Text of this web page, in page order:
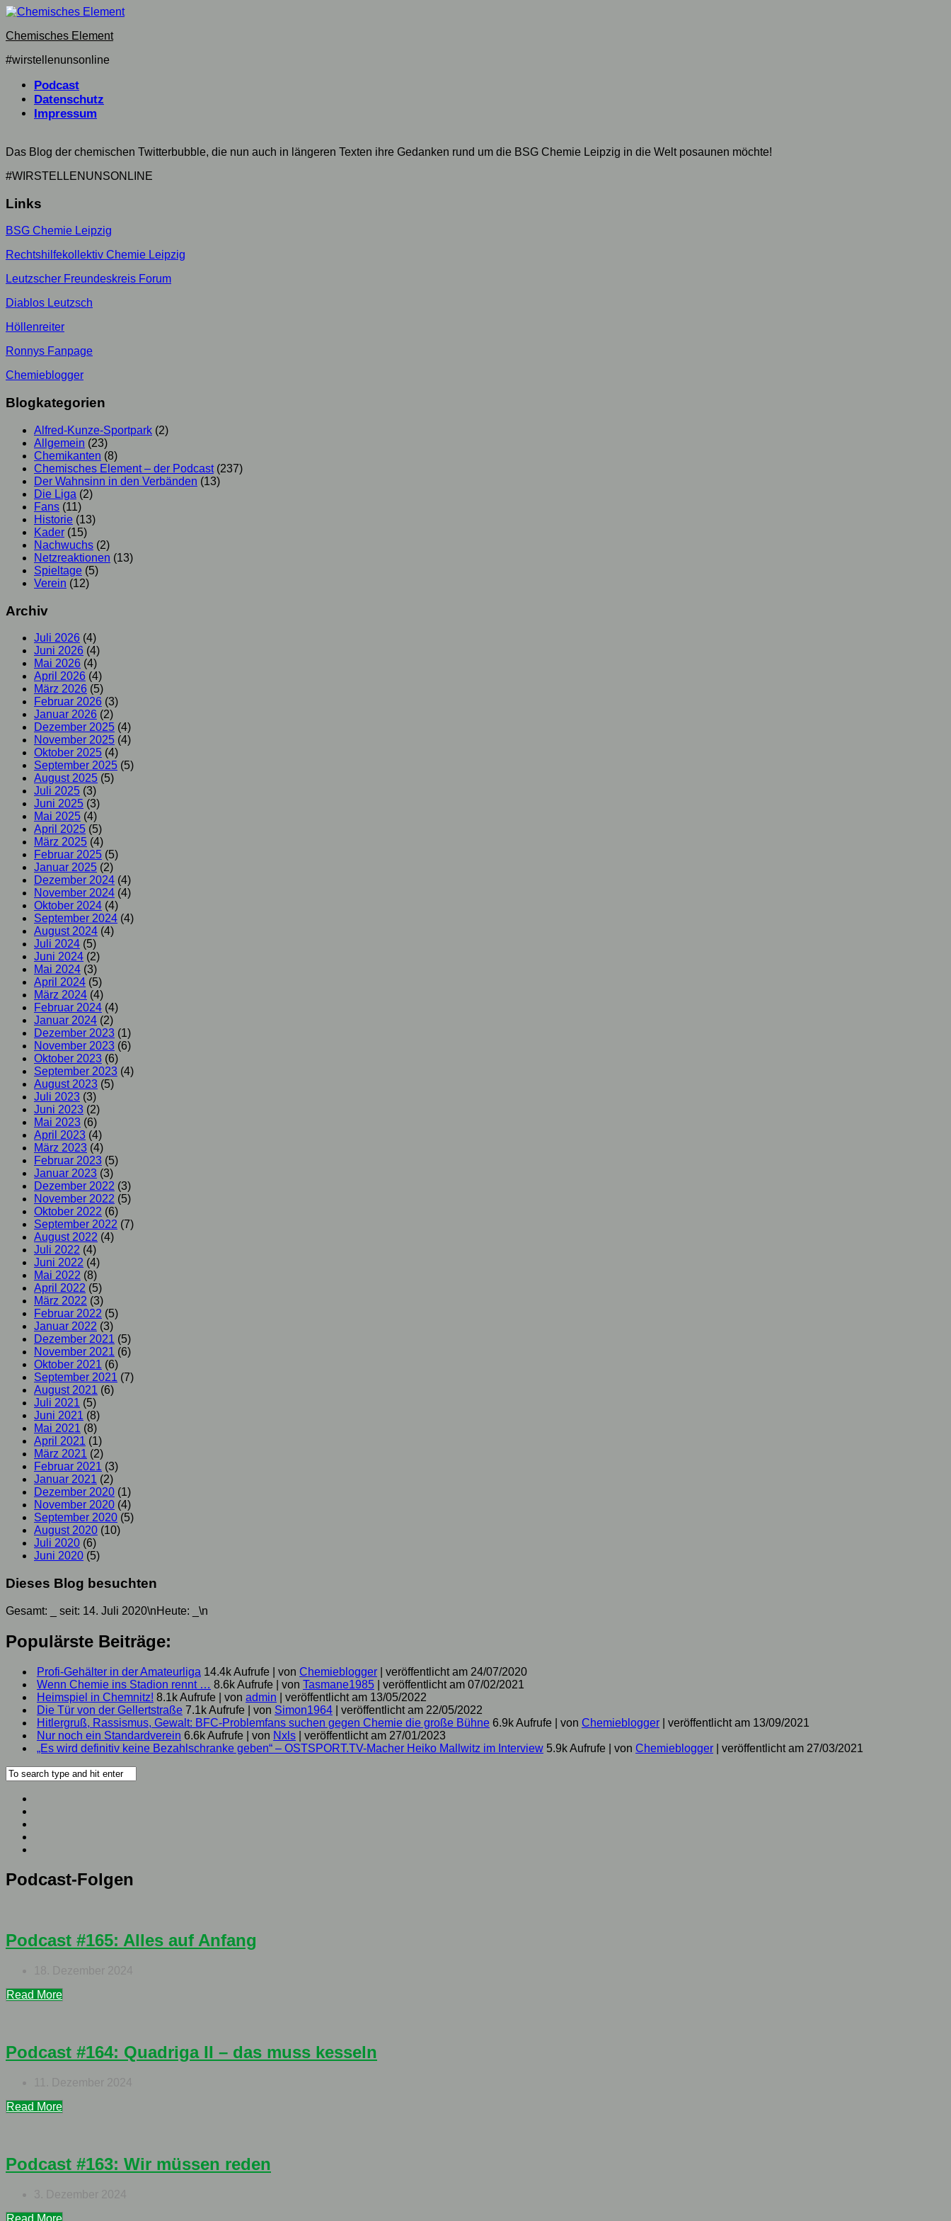
Skip
content
Chemisches Element
#wirstellenunsonline
Current
Page:
Podcast
Datenschutz
Impressum
Das Blog der chemischen Twitterbubble, die nun auch in längeren Texten ihre Gedanken rund um die BSG Chemie Leipzig in die Welt posaunen möchte!
#WIRSTELLENUNSONLINE
Links
BSG Chemie Leipzig
Rechtshilfekollektiv Chemie Leipzig
Leutzscher Freundeskreis Forum
Diablos Leutzsch
Höllenreiter
Ronnys Fanpage
Chemieblogger
Blogkategorien
Alfred-Kunze-Sportpark (2)
Allgemein (23)
Chemikanten (8)
Chemisches Element – der Podcast(237)
Der Wahnsinn in den Verbänden (13)
Die Liga (2)
Fans (11)
Historie (13)
Kader (15)
Nachwuchs (2)
Netzreaktionen (13)
Spieltage (5)
Verein (12)
Archiv
Juli 2026 (4)
Juni 2026 (4)
Mai 2026 (4)
April 2026 (4)
März 2026 (5)
Februar 2026 (3)
Januar 2026 (2)
Dezember 2025 (4)
November 2025 (4)
Oktober 2025 (4)
September 2025 (5)
August 2025 (5)
Juli 2025 (3)
Juni 2025 (3)
Mai 2025 (4)
April 2025 (5)
März 2025 (4)
Februar 2025 (5)
Januar 2025 (2)
Dezember 2024 (4)
November 2024 (4)
Oktober 2024 (4)
September 2024 (4)
August 2024 (4)
Juli 2024 (5)
Juni 2024 (2)
Mai 2024 (3)
April 2024 (5)
März 2024 (4)
Februar 2024 (4)
Januar 2024 (2)
Dezember 2023 (1)
November 2023 (6)
Oktober 2023 (6)
September 2023 (4)
August 2023 (5)
Juli 2023 (3)
Juni 2023 (2)
Mai 2023 (6)
April 2023 (4)
März 2023 (4)
Februar 2023 (5)
Januar 2023 (3)
Dezember 2022 (3)
November 2022 (5)
Oktober 2022 (6)
September 2022 (7)
August 2022 (4)
Juli 2022 (4)
Juni 2022 (4)
Mai 2022 (8)
April 2022 (5)
März 2022 (3)
Februar 2022 (5)
Januar 2022 (3)
Dezember 2021 (5)
November 2021 (6)
Oktober 2021 (6)
September 2021 (7)
August 2021 (6)
Juli 2021 (5)
Juni 2021 (8)
Mai 2021 (8)
April 2021 (1)
März 2021 (2)
Februar 2021 (3)
Januar 2021 (2)
Dezember 2020 (1)
November 2020 (4)
September 2020 (5)
August 2020 (10)
Juli 2020 (6)
Juni 2020 (5)
Dieses Blog besuchten
Gesamt: seit: 14. Juli 2020\nHeute: \n
Populärste Beiträge:
Profi-Gehälter in der Amateurliga 14.4k Aufrufe von Chemieblogger
veröffentlicht am 24/07/2020
Wenn Chemie ins Stadion rennt … 8.6k Aufrufe von Tasmane1985
veröffentlicht am 07/02/2021
Heimspiel in Chemnitz! 8.1k Aufrufe von admin
veröffentlicht am 13/05/2022
Die Tür von der Gellertstraße 7.1k Aufrufe von Simon1964
veröffentlicht am 22/05/2022
Hitlergruß, Rassismus, Gewalt: BFC-Problemfans suchen gegen Chemie die große Bühne 6.9k Aufrufe von Chemieblogger
veröffentlicht am 13/09/2021
Nur noch ein Standardverein 6.6k Aufrufe von Nxls
veröffentlicht am 27/01/2023
„Es wird definitiv keine Bezahlschranke geben“ – OSTSPORT.TV-Macher Heiko Mallwitz im Interview 5.9k Aufrufe von Chemieblogger veröffentlicht am 27/03/2021
Podcast-Folgen
Podcast #165: Alles auf Anfang
18. Dezember 2024
Read More
Podcast #164: Quadriga II – das muss kesseln
11. Dezember 2024
Read More
Podcast #163: Wir müssen reden
3. Dezember 2024
Read More